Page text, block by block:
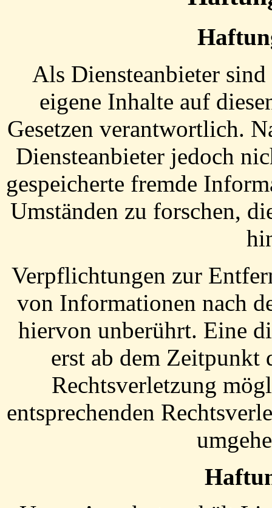
Als Diensteanbieter
eigene Inhalte auf
Gesetzen verantwortlich.
Diensteanbieter jedoch
gespeicherte fremde
Umständen zu forschen,
Verpflichtungen zur
von Informationen nach
hiervon unberührt. Eine
erst ab dem Zeitpunkt
Rechtsverletzung
entsprechenden